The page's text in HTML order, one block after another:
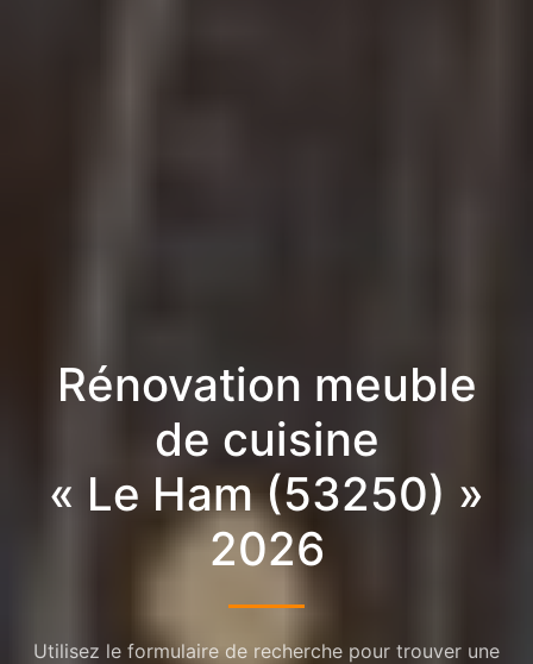
Rénovation meuble
de cuisine
« Le Ham (53250) »
2026
Utilisez le formulaire de recherche pour trouver une